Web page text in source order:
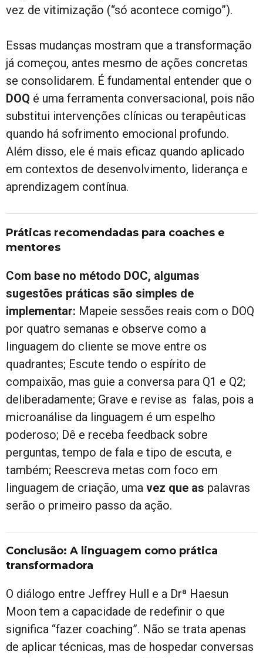
vez de vitimização (“só acontece comigo”).
Essas mudanças mostram que a transformação
já começou, antes mesmo de ações concretas
se consolidarem. É fundamental entender que o
DOQ é uma ferramenta conversacional, pois não
substitui intervenções clínicas ou terapêuticas
quando há sofrimento emocional profundo.
Além disso, ele é mais eficaz quando aplicado
em contextos de desenvolvimento, liderança e
aprendizagem contínua.
Práticas recomendadas para coaches e
mentores
Com base no método DOC, algumas
sugestões práticas são simples de
implementar: Mapeie sessões reais com o DOQ
por quatro semanas e observe como a
linguagem do cliente se move entre os
quadrantes; Escute tendo o espírito de
compaixão, mas guie a conversa para Q1 e Q2;
deliberadamente; Grave e revise as falas, pois a
microanálise da linguagem é um espelho
poderoso; Dê e receba feedback sobre
perguntas, tempo de fala e tipo de escuta, e
também; Reescreva metas com foco em
linguagem de criação, uma vez que as palavras
serão o primeiro passo da ação.
Conclusão: A linguagem como prática
transformadora
O diálogo entre Jeffrey Hull e a Drª Haesun
Moon tem a capacidade de redefinir o que
significa “fazer coaching”. Não se trata apenas
de aplicar técnicas, mas de hospedar conversas